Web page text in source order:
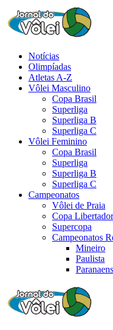
Notícias
Olimpíadas
Atletas A-Z
Vôlei Masculino
Copa Brasil
Superliga
Superliga B
Superliga C
Vôlei Feminino
Copa Brasil
Superliga
Superliga B
Superliga C
Campeonatos
Vôlei de Praia
Copa
Supercopa
Campeonatos
Mineiro
Paulista